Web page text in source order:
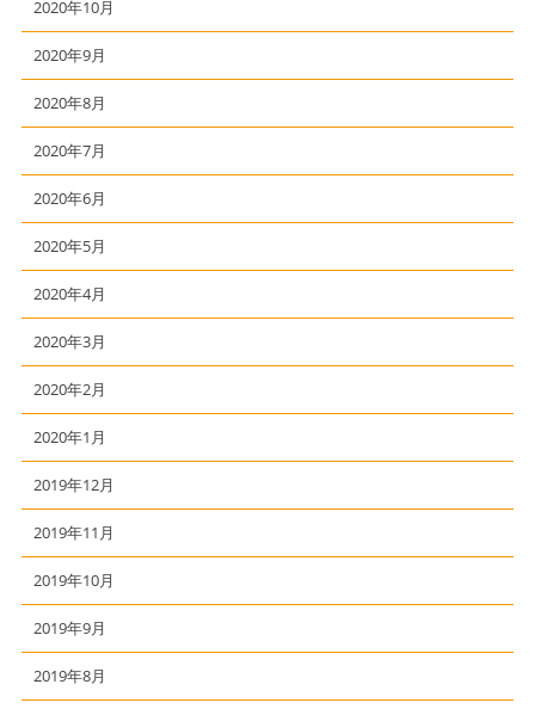
2020年10月
2020年9月
2020年8月
2020年7月
2020年6月
2020年5月
2020年4月
2020年3月
2020年2月
2020年1月
2019年12月
2019年11月
2019年10月
2019年9月
2019年8月